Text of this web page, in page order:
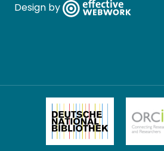
Design by